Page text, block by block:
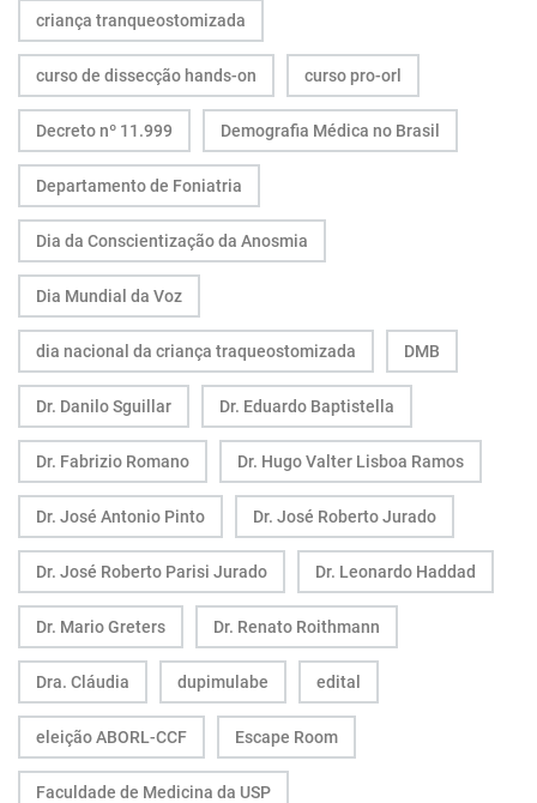
criança tranqueostomizada
curso de dissecção hands-on curso pro-orl
Decreto nº 11.999 Demografia Médica no Brasil
Departamento de Foniatria
Dia da Conscientização da Anosmia
Dia Mundial da Voz
dia nacional da criança traqueostomizada DMB
Dr. Danilo Sguillar Dr. Eduardo Baptistella
Dr. Fabrizio Romano Dr. Hugo Valter Lisboa Ramos
Dr. José Antonio Pinto Dr. José Roberto Jurado
Dr. José Roberto Parisi Jurado Dr. Leonardo Haddad
Dr. Mario Greters Dr. Renato Roithmann
Dra. Cláudia dupimulabe edital
eleição ABORL-CCF Escape Room
Faculdade de Medicina da USP